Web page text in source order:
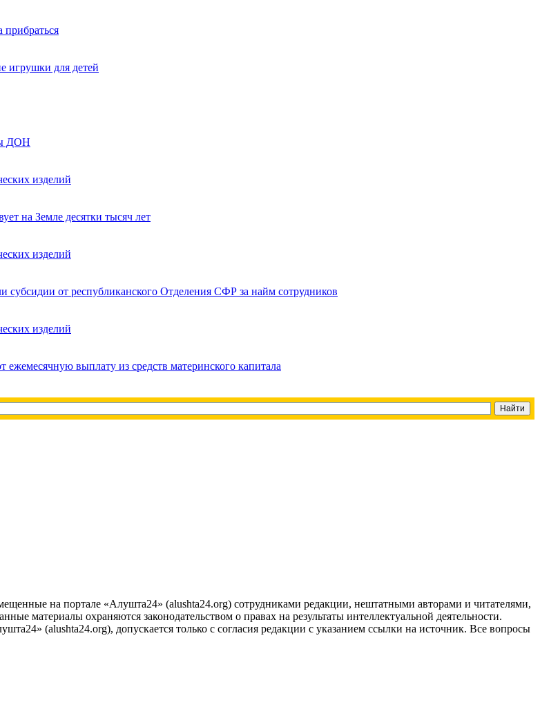
прибраться
игрушки для детей
ДОН
изделий
на Земле десятки тысяч лет
изделий
субсидии от республиканского Отделения СФР за найм сотрудников
изделий
выплату из средств материнского капитала
на портале «Алушта24» (alushta24.org) сотрудниками редакции, нештатными авторами и читателями,
материалы охраняются законодательством о правах на результаты интеллектуальной деятельности.
(alushta24.org), допускается только с согласия редакции с указанием ссылки на источник. Все вопросы